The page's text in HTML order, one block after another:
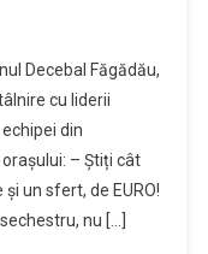
Decebal Făgădău,
cu liderii
din
– Știți cât
un sfert, de EURO!
nu […]